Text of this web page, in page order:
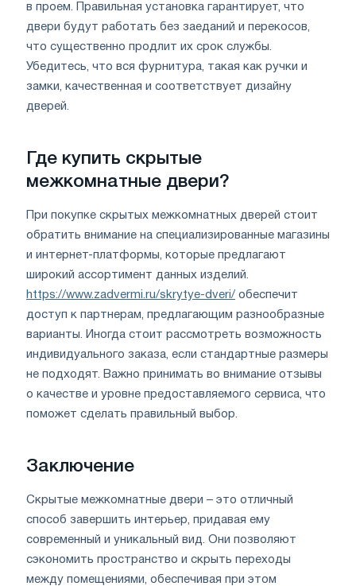
в проем. Правильная установка гарантирует, что
двери будут работать без заеданий и перекосов,
что существенно продлит их срок службы.
Убедитесь, что вся фурнитура, такая как ручки и
замки, качественная и соответствует дизайну
дверей.
Где купить скрытые
межкомнатные двери?
При покупке скрытых межкомнатных дверей стоит
обратить внимание на специализированные магазины
и интернет-платформы, которые предлагают
широкий ассортимент данных изделий.
https://www.zadvermi.ru/skrytye-dveri/ обеспечит
доступ к партнерам, предлагающим разнообразные
варианты. Иногда стоит рассмотреть возможность
индивидуального заказа, если стандартные размеры
не подходят. Важно принимать во внимание отзывы
о качестве и уровне предоставляемого сервиса, что
поможет сделать правильный выбор.
Заключение
Скрытые межкомнатные двери – это отличный
способ завершить интерьер, придавая ему
современный и уникальный вид. Они позволяют
сэкономить пространство и скрыть переходы
между помещениями, обеспечивая при этом